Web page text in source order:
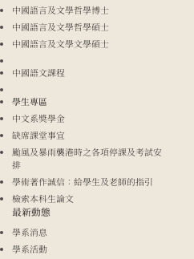
中國語言及文學哲學博士
中國語言及文學哲學碩士
中國語言及文學文學碩士
中國語文課程
學生專區
中文系獎學金
缺席課堂事宜
颱風及暴雨襲港時之各項停課及考試安
排
學術著作誠信：給學生及老師的指引
檢索本科生論文
最新動態
學系消息
學系活動